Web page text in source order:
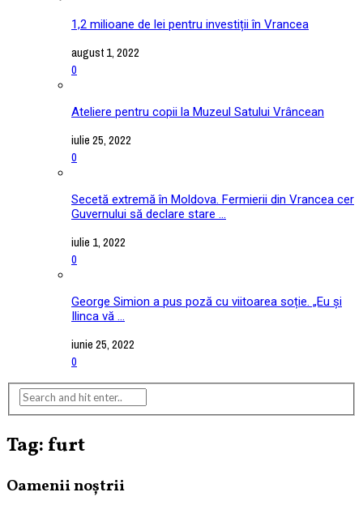
1,2 milioane de lei pentru investiții în Vrancea
august 1, 2022
0
Ateliere pentru copii la Muzeul Satului Vrâncean
iulie 25, 2022
0
Secetă extremă în Moldova. Fermierii din Vrancea cer
Guvernului să declare stare ...
iulie 1, 2022
0
George Simion a pus poză cu viitoarea soție. „Eu și
Ilinca vă ...
iunie 25, 2022
0
Tag: furt
Oamenii noștrii